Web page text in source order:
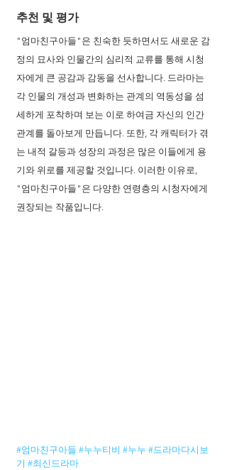
추천 및 평가
"엄마친구아들"은 친숙한 듯하면서도 새로운 감
정의 묘사와 인물간의 심리적 교류를 통해 시청
자에게 큰 공감과 감동을 선사합니다. 드라마는
각 인물의 개성과 변화하는 관계의 역동성을 섬
세하게 포착하며 보는 이로 하여금 자신의 인간
관계를 돌아보게 만듭니다. 또한, 각 캐릭터가 겪
는 내적 갈등과 성장의 과정은 많은 이들에게 용
기와 위로를 제공할 것입니다. 이러한 이유로,
"엄마친구아들"은 다양한 연령층의 시청자에게
권장되는 작품입니다.
#엄마친구아들 #누누티비 #누누 #드라마다시보
기 #최신드라마